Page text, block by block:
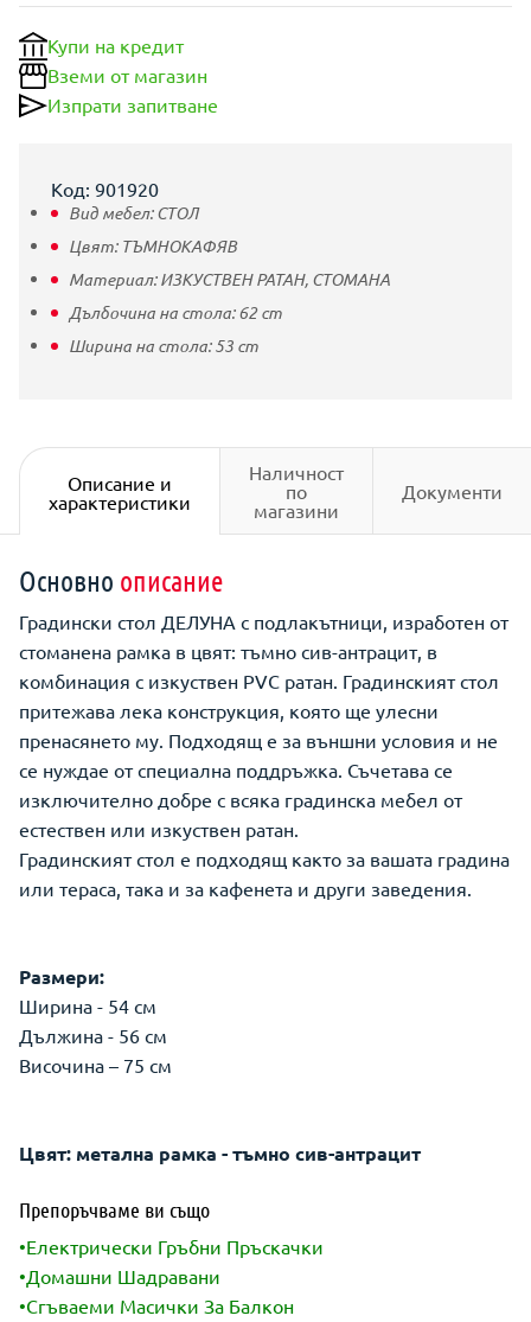
Купи на кредит
Вземи от магазин
Изпрати запитване
Код: 901920
Вид мебел:СТОЛ
Цвят: ТЪМНОКАФЯВ
Материал:ИЗКУСТВЕН РАТАН, СТОМАНА
Дълбочина на стола:62cm
Ширина на стола:53 cm
Описание и
характеристики
Наличност
по
магазини
Документи
Основно описание
Градински стол ДЕЛУНА с подлакътници, изработен от
стоманена рамка в цвят: тъмно сив-антрацит, в
комбинация с изкуствен PVC ратан. Градинският стол
притежава лека конструкция, която ще улесни
пренасянето му. Подходящ е за външни условия и не
се нуждае от специална поддръжка. Съчетава се
изключително добре с всяка градинска мебел от
естествен или изкуствен ратан.
Градинският стол е подходящ както за вашата градина
или тераса, така и за кафенета и други заведения.
Размери:
Ширина - 54 см
Дължина - 56 см
Височина – 75 см
Цвят: метална рамка - тъмно сив-антрацит
Препоръчваме ви също
•Електрически Гръбни Пръскачки
•Домашни Шадравани
•Сгъваеми Масички За Балкон